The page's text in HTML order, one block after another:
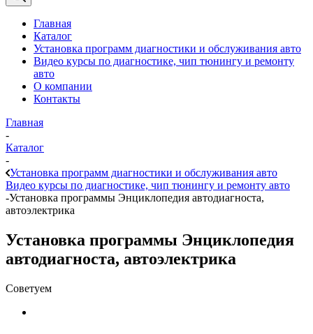
Главная
Каталог
Установка программ диагностики и обслуживания авто
Видео курсы по диагностике, чип тюнингу и ремонту
авто
О компании
Контакты
Главная
-
Каталог
-
Установка программ диагностики и обслуживания авто
Видео курсы по диагностике, чип тюнингу и ремонту авто
-Установка программы Энциклопедия автодиагноста,
автоэлектрика
Установка программы Энциклопедия
автодиагноста, автоэлектрика
Советуем